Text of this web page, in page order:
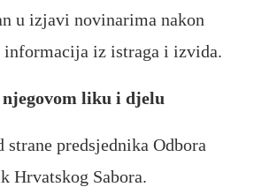
u izjavi novinarima nakon
informacija iz istraga i izvida.
liku i djelu
predsjednika Odbora
Hrvatskog Sabora.